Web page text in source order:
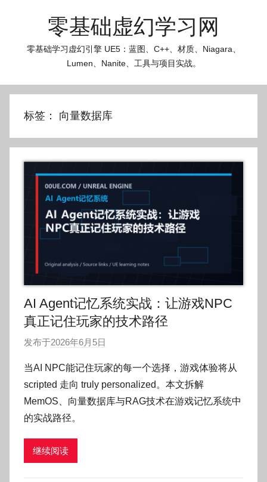
零基础虚幻学习网
零基础学习虚幻引擎 UE5：蓝图、C++、材质、Niagara、
Lumen、Nanite、工具与项目实战。
标签： 向量数据库
AI Agent记忆系统实战：让游戏NPC
真正记住玩家的技术路径
发布于2026年6月5日
:
O
k
当AI NPC能记住玩家的每一个选择，游戏体验将从
scripted 走向 truly personalized。本文拆解
MemOS、向量数据库与RAG技术在游戏记忆系统中
的实战路径。
继续阅读